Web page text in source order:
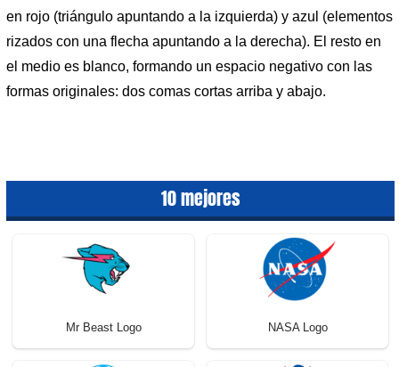
en rojo (triángulo apuntando a la izquierda) y azul (elementos
rizados con una flecha apuntando a la derecha). El resto en
el medio es blanco, formando un espacio negativo con las
formas originales: dos comas cortas arriba y abajo.
10 mejores
Mr Beast Logo NASA Logo